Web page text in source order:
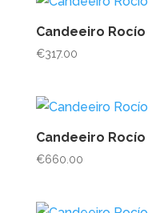
Candeeiro Rocío
€317.00
Candeeiro Rocío
€660.00